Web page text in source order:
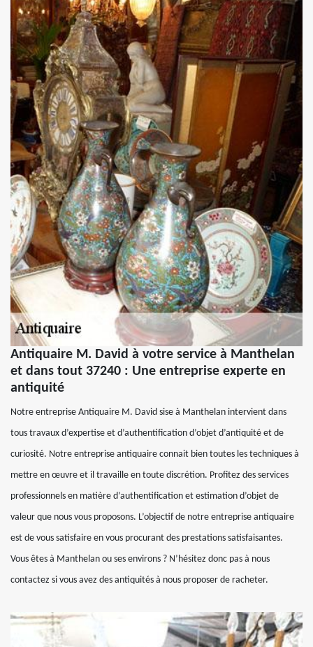
Antiquaire M. David à votre service à Manthelan
et dans tout 37240 : Une entreprise experte en
antiquité
Notre entreprise Antiquaire M. David sise à Manthelan intervient dans
tous travaux d’expertise et d’authentification d’objet d’antiquité et de
curiosité. Notre entreprise antiquaire connait bien toutes les techniques à
mettre en œuvre et il travaille en toute discrétion. Profitez des services
professionnels en matière d’authentification et estimation d’objet de
valeur que nous vous proposons. L’objectif de notre entreprise antiquaire
est de vous satisfaire en vous procurant des prestations satisfaisantes.
Vous êtes à Manthelan ou ses environs ? N’hésitez donc pas à nous
contactez si vous avez des antiquités à nous proposer de racheter.